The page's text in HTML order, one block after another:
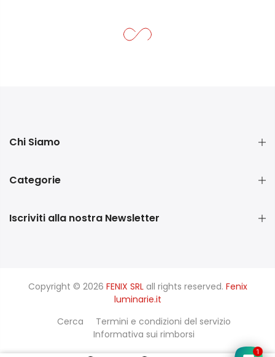
Chi Siamo
Categorie
Iscriviti alla nostra Newsletter
Copyright © 2026 FENIX SRLall rights reserved. Fenix
luminarie.it
Cerca
Termini e condizioni del servizio
Informativa sui rimborsi
1